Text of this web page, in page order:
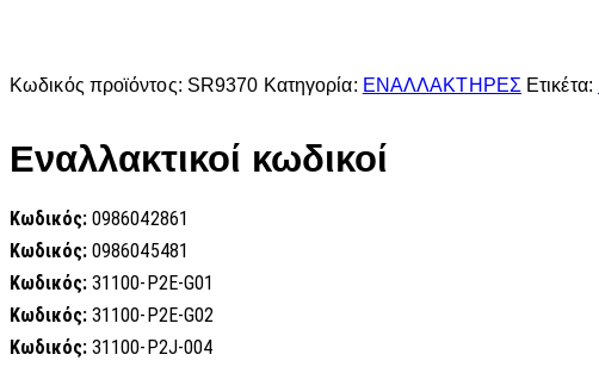
Κωδικός προϊόντος: SR9370 Κατηγορία: ΕΝΑΛΛΑΚΤΗΡΕΣ Ετικέτα:
Εναλλακτικοί κωδικοί
Κωδικός: 0986042861
Κωδικός: 0986045481
Κωδικός: 31100-P2E-G01
Κωδικός: 31100-P2E-G02
Κωδικός: 31100-P2J-004